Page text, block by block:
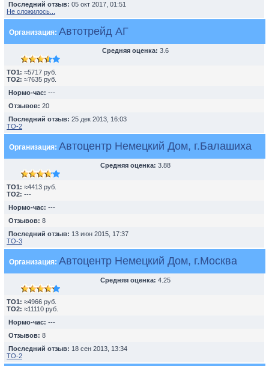
Последний отзыв: 05 окт 2017, 01:51
Не сложилось...
Организация: Автотрейд АГ
Средняя оценка: 3.6
TO1: ≈5717 руб.
TO2: ≈7635 руб.
Нормо-час: ---
Отзывов: 20
Последний отзыв: 25 дек 2013, 16:03
ТО-2
Организация: Автоцентр Немецкий Дом, г.Балашиха
Средняя оценка: 3.88
TO1: ≈4413 руб.
TO2: ---
Нормо-час: ---
Отзывов: 8
Последний отзыв: 13 июн 2015, 17:37
ТО-3
Организация: Автоцентр Немецкий Дом, г.Москва
Средняя оценка: 4.25
TO1: ≈4966 руб.
TO2: ≈11110 руб.
Нормо-час: ---
Отзывов: 8
Последний отзыв: 18 сен 2013, 13:34
TO-2